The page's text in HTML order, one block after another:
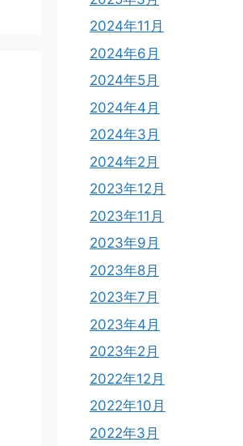
2024年11月
2024年6月
2024年5月
2024年4月
2024年3月
2024年2月
2023年12月
2023年11月
2023年9月
2023年8月
2023年7月
2023年4月
2023年2月
2022年12月
2022年10月
2022年3月